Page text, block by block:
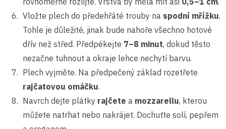
Vložte plech do předehřáté trouby na spodní mřížku.
Tohle je důležité, jinak bude nahoře všechno hotové
dřív než střed. Předpékejte 7–8 minut, dokud těsto
nezačne tuhnout a okraje lehce nechytí barvu.
Plech vyjměte. Na předpečený základ rozetřete
rajčatovou omáčku.
Navrch dejte plátky rajčete a mozzarellu, kterou
můžete natrhat nebo nakrájet. Dochuťte solí, pepřem